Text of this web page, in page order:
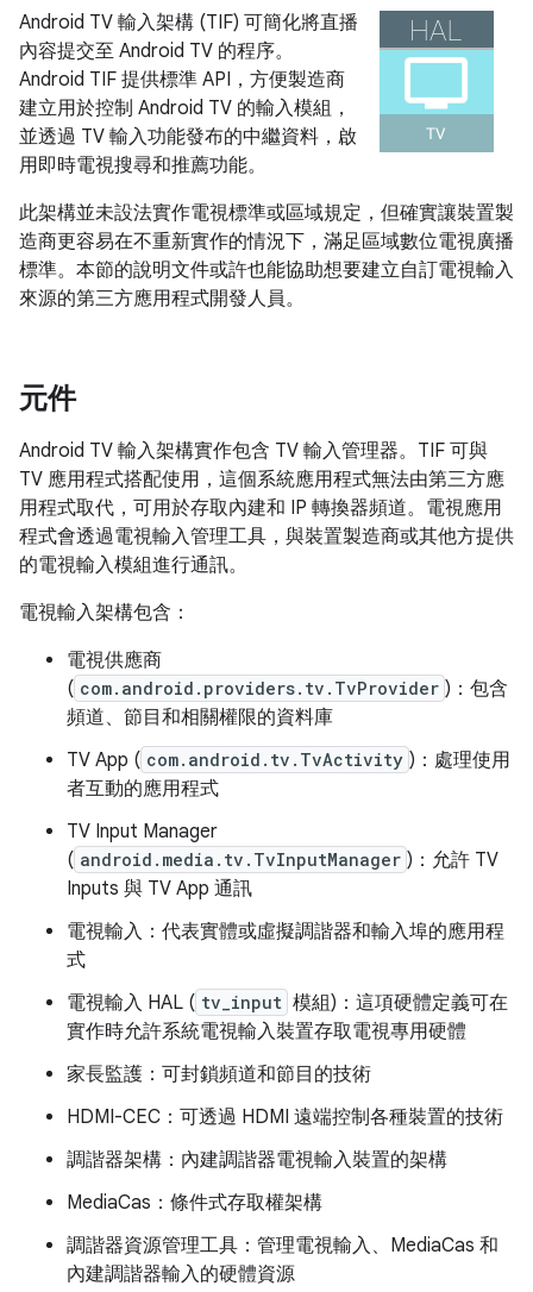
Android TV 輸入架構 (TIF) 可簡化將直播
內容提交至 Android TV 的程序。
Android TIF 提供標準 API，方便製造商
建立用於控制 Android TV 的輸入模組，
並透過 TV 輸入功能發布的中繼資料，啟
用即時電視搜尋和推薦功能。
此架構並未設法實作電視標準或區域規定，但確實讓裝置製
造商更容易在不重新實作的情況下，滿足區域數位電視廣播
標準。本節的說明文件或許也能協助想要建立自訂電視輸入
來源的第三方應用程式開發人員。
元件
Android TV 輸入架構實作包含 TV 輸入管理器。TIF 可與
TV 應用程式搭配使用，這個系統應用程式無法由第三方應
用程式取代，可用於存取內建和 IP 轉換器頻道。電視應用
程式會透過電視輸入管理工具，與裝置製造商或其他方提供
的電視輸入模組進行通訊。
電視輸入架構包含：
電視供應商
( com.android.providers.tv.TvProvider )：包含
頻道、節目和相關權限的資料庫
TV App ( com.android.tv.TvActivity )：處理使用
者互動的應用程式
TV Input Manager
( android.media.tv.TvInputManager )：允許 TV
Inputs 與 TV App 通訊
電視輸入：代表實體或虛擬調諧器和輸入埠的應用程
式
電視輸入 HAL ( tv_input 模組)：這項硬體定義可在
實作時允許系統電視輸入裝置存取電視專用硬體
家長監護：可封鎖頻道和節目的技術
HDMI-CEC：可透過 HDMI 遠端控制各種裝置的技術
調諧器架構：內建調諧器電視輸入裝置的架構
MediaCas：條件式存取權架構
調諧器資源管理工具：管理電視輸入、MediaCas 和
內建調諧器輸入的硬體資源